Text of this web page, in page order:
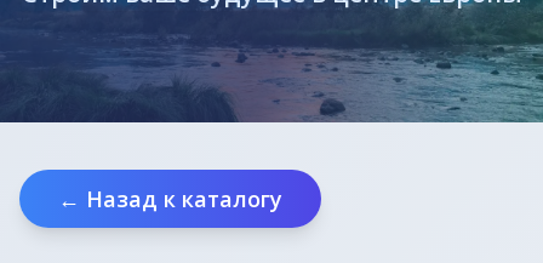
Дома на Бледе
Земельные участки под строительство
Земельные участки в Бледе
← Назад к каталогу